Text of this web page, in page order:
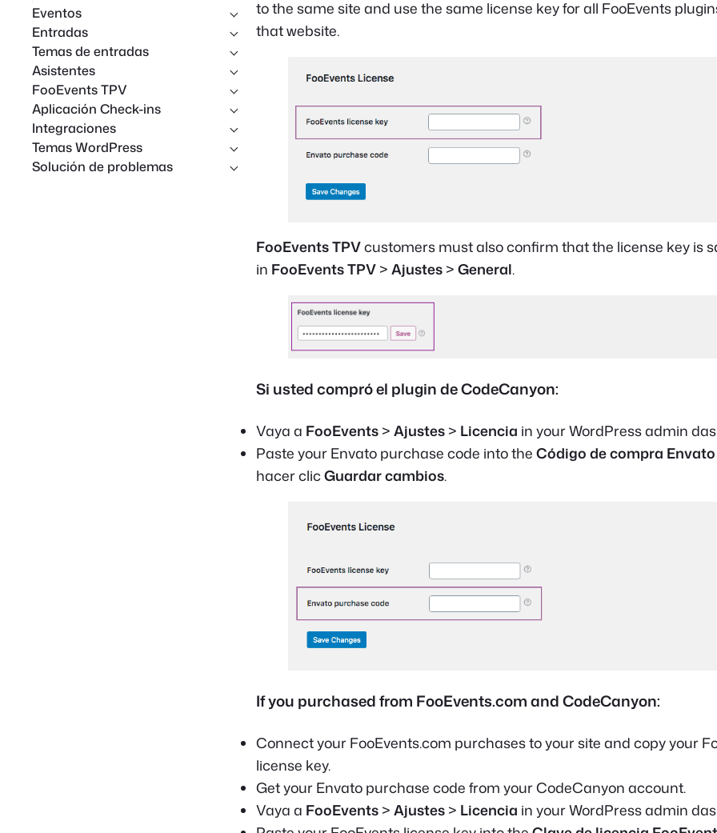
Eventos
Entradas
Temas de entradas
Asistentes
FooEvents TPV
Aplicación Check-ins
Integraciones
Temas WordPress
Solución de problemas
to the same site and use the same license key for all FooEvents
that website.
FooEvents TPVcustomers must also confirm that the license key is
in FooEvents TPV > Ajustes > General.
Si usted compró el plugin de CodeCanyon:
Vaya a FooEvents > Ajustes > Licencia in your WordPress admin
Paste your Envato purchase code into the Código de compra Envato
hacer clicGuardar cambios.
If you purchased from FooEvents.com and CodeCanyon:
Connect your FooEvents.com purchases to your site and copy your
license key.
Get your Envato purchase code from your CodeCanyon account.
Vaya a FooEvents > Ajustes > Licencia in your WordPress admin